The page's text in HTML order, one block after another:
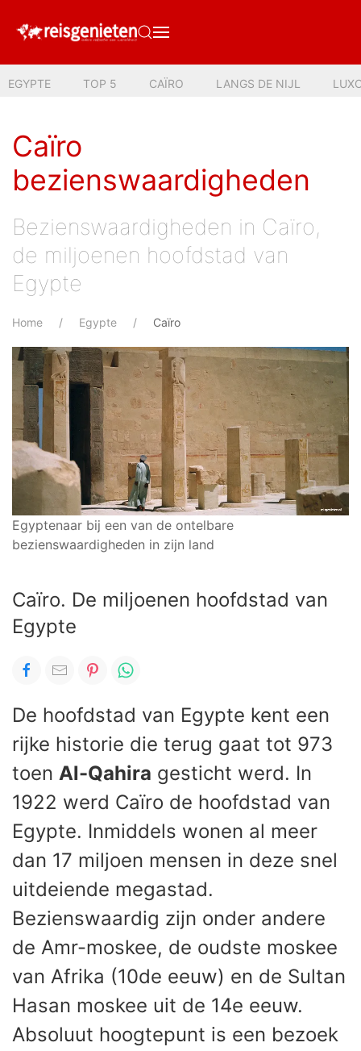
EGYPTE TOP 5 CAÏRO LANGS DE NIJL
Caïro
bezienswaardigheden
Bezienswaardigheden in Caïro,
de miljoenen hoofdstad van
Egypte
Home Egypte Caïro
Egyptenaar bij een van de ontelbare
bezienswaardigheden in zijn land
Caïro. De miljoenen hoofdstad van
Egypte
De hoofdstad van Egypte kent een
rijke historie die terug gaat tot 973
toen Al-Qahira gesticht werd. In
1922 werd Caïro de hoofdstad van
Egypte. Inmiddels wonen al meer
dan 17 miljoen mensen in deze snel
uitdeiende megastad.
Bezienswaardig zijn onder andere
de Amr-moskee, de oudste moskee
van Afrika (10de eeuw) en de Sultan
Hasan moskee uit de 14e eeuw.
Absoluut hoogtepunt is een bezoek